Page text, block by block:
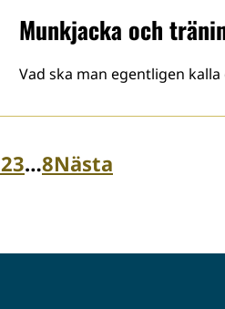
Munkjacka och
Vad ska man egentligen
23…8Nästa